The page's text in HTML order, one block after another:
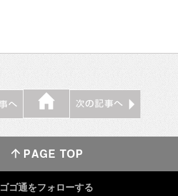
ゴゴ通をフォローする